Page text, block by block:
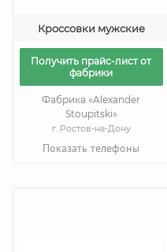
Кроссовки мужские
Получить прайс-лист от
фабрики
Фабрика «Alexander
Stoupitski»
г. Ростов-на-Дону
Показать телефоны